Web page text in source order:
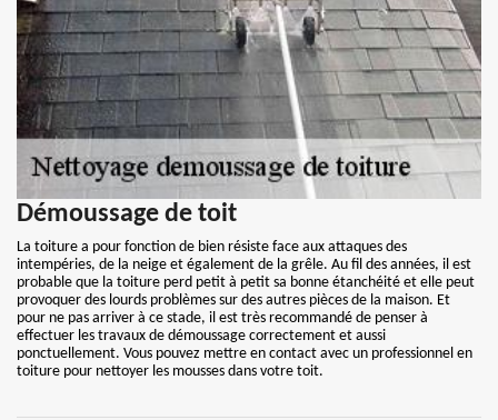
Démoussage de toit
La toiture a pour fonction de bien résiste face aux attaques des
intempéries, de la neige et également de la grêle. Au fil des années, il est
probable que la toiture perd petit à petit sa bonne étanchéité et elle peut
provoquer des lourds problèmes sur des autres pièces de la maison. Et
pour ne pas arriver à ce stade, il est très recommandé de penser à
effectuer les travaux de démoussage correctement et aussi
ponctuellement. Vous pouvez mettre en contact avec un professionnel en
toiture pour nettoyer les mousses dans votre toit.